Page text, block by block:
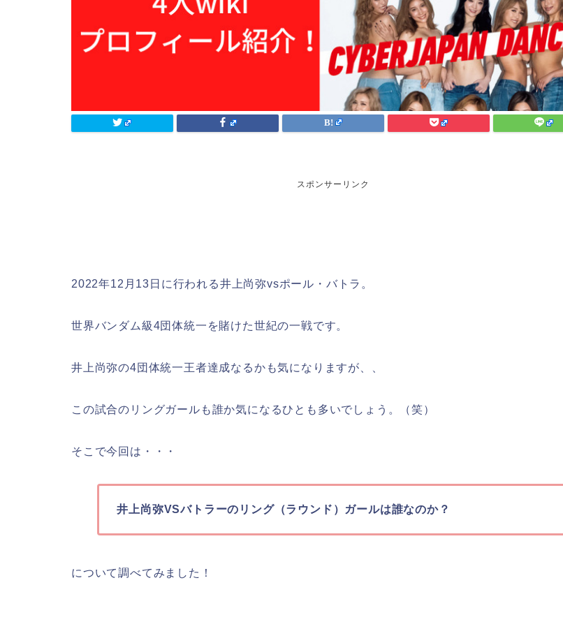
スポンサーリンク
2022年12月13日に行われる井上尚弥vsポール・バトラ。
世界バンダム級4団体統一を賭けた世紀の一戦です。
井上尚弥の4団体統一王者達成なるかも気になりますが、、
この試合のリングガールも誰か気になるひとも多いでしょう。（笑）
そこで今回は・・・
井上尚弥VSバトラーのリング（ラウンド）ガールは誰なのか？
について調べてみました！